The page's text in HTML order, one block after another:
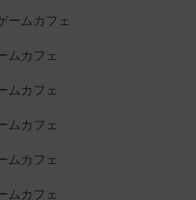
ームカフェ
ムカフェ
ムカフェ
ムカフェ
ムカフェ
ムカフェ